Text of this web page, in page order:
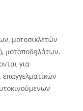
μοτοσικλετών
μοτοποδηλάτων,
για